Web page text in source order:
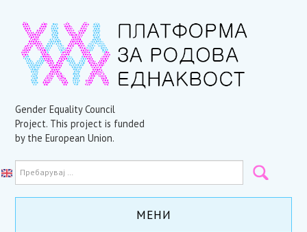
Gender Equality Council
Project. This project is funded
by the European Union.
МЕНИ